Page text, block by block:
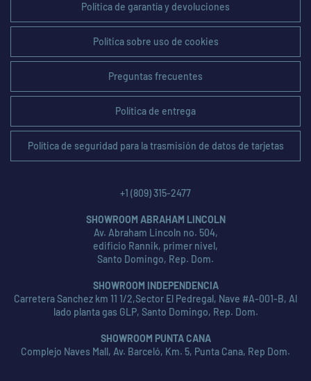
Política de garantía y devoluciones
Política sobre uso de cookies
Preguntas frecuentes
Política de entrega
Política de seguridad para la trasmisión de datos de tarjetas
+1 (809) 315-2477
SHOWROOM ABRAHAM LINCOLN
Av. Abraham Lincoln no. 504,
edificio Rannik, primer nivel,
Santo Domingo, Rep. Dom.
SHOWROOM INDEPENDENCIA
Carretera Sanchez km 11 1/2,Sector El Pedregal, Nave #A-001-B, Al
lado planta gas GLP, Santo Domingo, Rep. Dom.
SHOWROOM PUNTA CANA
Complejo Naves Mall, Av. Barceló, Km. 5, Punta Cana, Rep Dom.